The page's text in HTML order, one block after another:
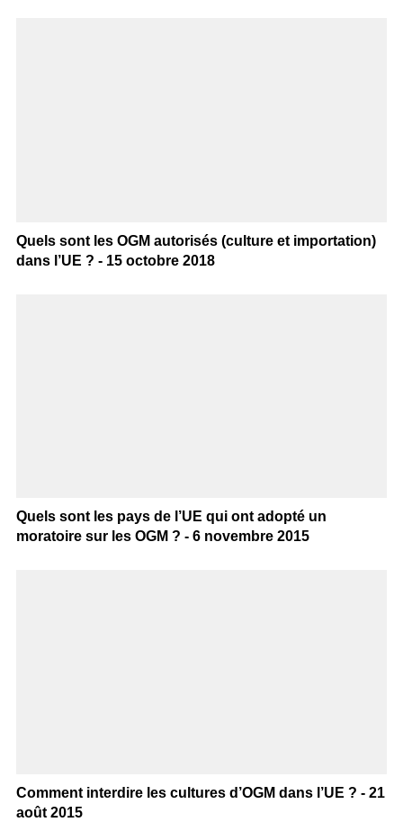
Quels sont les OGM autorisés (culture et importation)
dans l’UE ? - 15 octobre 2018
Quels sont les pays de l’UE qui ont adopté un
moratoire sur les OGM ? - 6 novembre 2015
Comment interdire les cultures d’OGM dans l’UE ? - 21
août 2015